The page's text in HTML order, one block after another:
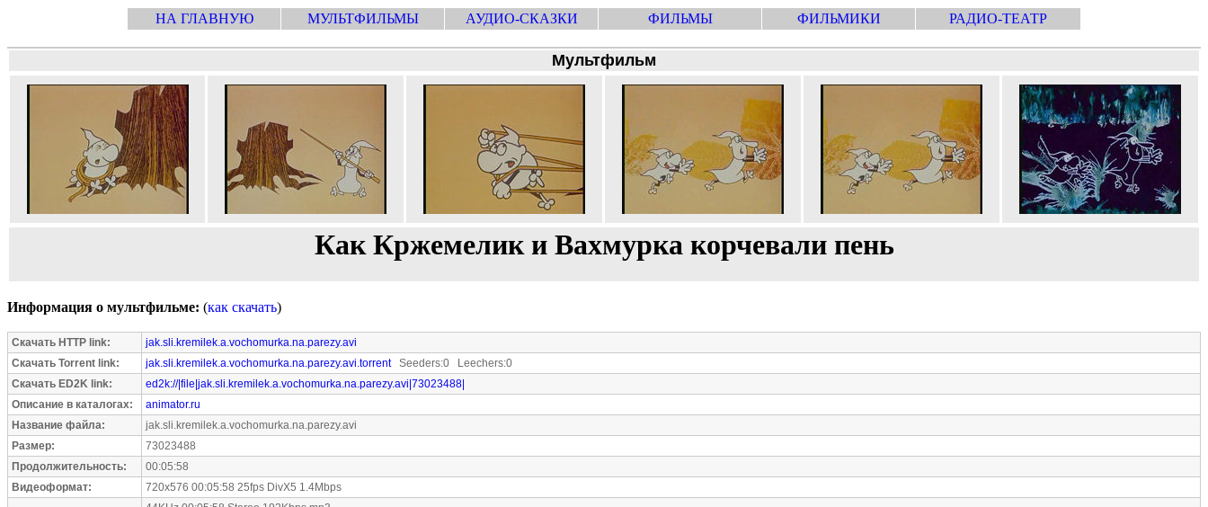
НА ГЛАВНУЮ МУЛЬТФИЛЬМЫ АУДИО-СКАЗКИ ФИЛЬМЫ ФИЛЬМИКИ РАДИО-ТЕАТР
Мультфильм
Как Кржемелик и Вахмурка корчевали пень
Информация о мультфильме: (как скачать)
Скачать HTTP link:
jak.sli.kremilek.a.vochomurka.na.parezy.avi
Скачать Torrent link:
jak.sli.kremilek.a.vochomurka.na.parezy.avi.torrentSeeders:0 Leechers:0
Скачать ED2K link:
ed2k://|file|jak.sli.kremilek.a.vochomurka.na.parezy.avi|73023488|
Описание в каталогах:
animator.ru
Название файла:
jak.sli.kremilek.a.vochomurka.na.parezy.avi
Размер:
73023488
Продолжительность:
00:05:58
Видеоформат:
720x576 00:05:58 25fps DivX5 1.4Mbps